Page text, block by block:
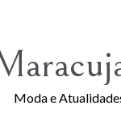
Moda e